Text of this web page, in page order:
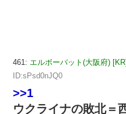
461: エルボーバット(大阪府) [KR]
ID:sPsd0nJQ0
>>1
ウクライナの敗北＝